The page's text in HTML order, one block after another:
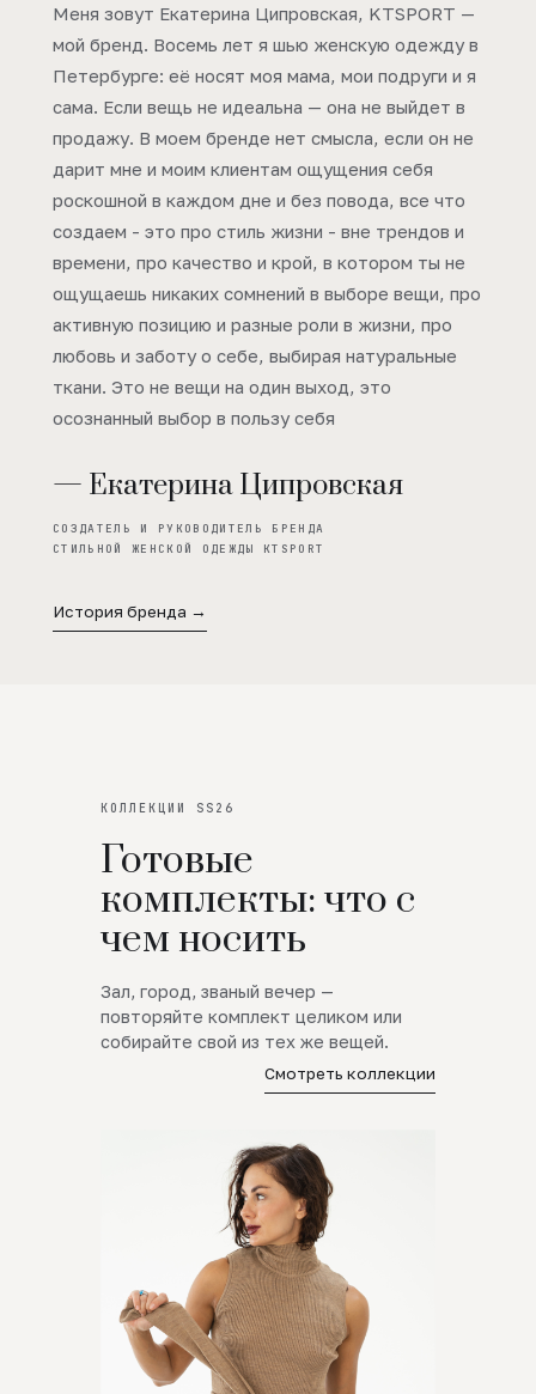
Меня зовут Екатерина Ципровская, KTSPORT —
мой бренд. Восемь лет я шью женскую одежду в
Петербурге: её носят моя мама, мои подруги и я
сама. Если вещь не идеальна — она не выйдет в
продажу. В моем бренде нет смысла, если он не
дарит мне и моим клиентам ощущения себя
роскошной в каждом дне и без повода, все что
создаем - это про стиль жизни - вне трендов и
времени, про качество и крой, в котором ты не
ощущаешь никаких сомнений в выборе вещи, про
активную позицию и разные роли в жизни, про
любовь и заботу о себе, выбирая натуральные
ткани. Это не вещи на один выход, это
осознанный выбор в пользу себя
— Екатерина Ципровская
СОЗДАТЕЛЬ И РУКОВОДИТЕЛЬ БРЕНДА
СТИЛЬНОЙ ЖЕНСКОЙ ОДЕЖДЫ KTSPORT
История бренда →
КОЛЛЕКЦИИ SS26
Готовые
комплекты: что с
чем носить
Зал, город, званый вечер —
повторяйте комплект целиком или
собирайте свой из тех же вещей.
Смотреть коллекции